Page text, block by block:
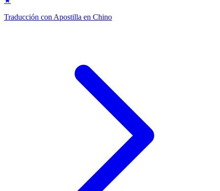
Traducción con Apostilla en Chino